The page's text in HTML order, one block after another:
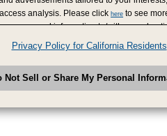
analysis. Please click here to see
personal information to/with our
they have collected from your use of their
delivered to you by businesses
or share of your personal information by
your right. If we have detected an opt-out
preference
Privacy Policy for California Residents
Not Sell or Share My Personal